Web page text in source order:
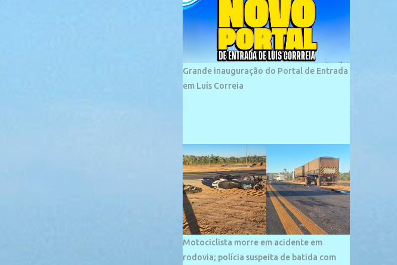
km de paisagens exuberantes. Possui ondas
suaves devido ao extensivo molhe de pedras
que não chegam a 2 metros de altura, não
apresentando dunas em seu espaço
geográfico. Não se sabe ao certo porque a
praia leva esse nome, e muitas das suas
vizinhos. O bairro onde se localiza a praia é
palco de amplos investimentos e projetos
grandiosos como hotéis, pousadas e
residências de veraneio de grande porte. O
maior empreendimento fixado nessa área é
o SESC Praia, inaugurado em 12 de julho de
1996. Com arquitetura moderna,...
Grande inauguração do Portal de Entrada
em Luís Correia
Motociclista morre em acidente em
rodovia; polícia suspeita de batida com